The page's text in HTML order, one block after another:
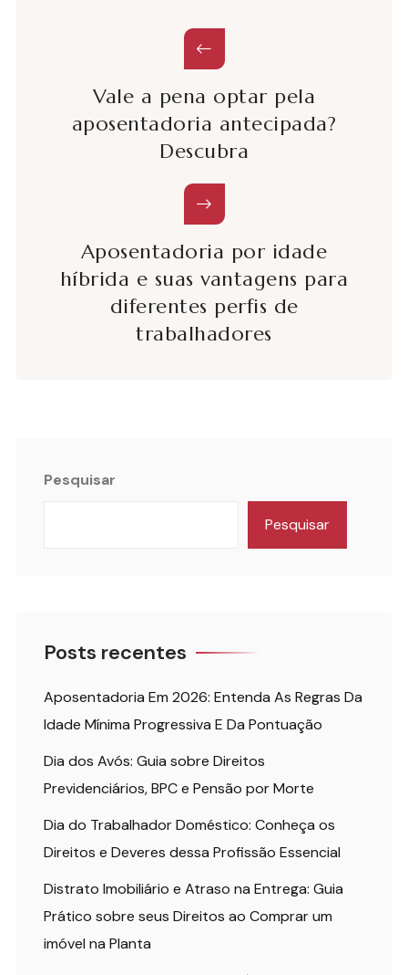
Vale a pena optar pela
aposentadoria antecipada?
Descubra
Aposentadoria por idade
híbrida e suas vantagens para
diferentes perfis de
trabalhadores
Pesquisar
Pesquisar
Posts recentes
Aposentadoria Em 2026: Entenda As Regras Da
Idade Mínima Progressiva E Da Pontuação
Dia dos Avós: Guia sobre Direitos
Previdenciários, BPC e Pensão por Morte
Dia do Trabalhador Doméstico: Conheça os
Direitos e Deveres dessa Profissão Essencial
Distrato Imobiliário e Atraso na Entrega: Guia
Prático sobre seus Direitos ao Comprar um
imóvel na Planta